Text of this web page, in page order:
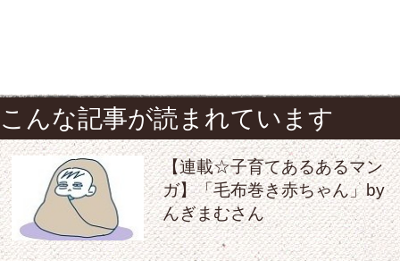
こんな記事が読まれています
【連載☆子育てあるあるマン
ガ】「毛布巻き赤ちゃん」by
んぎまむさん